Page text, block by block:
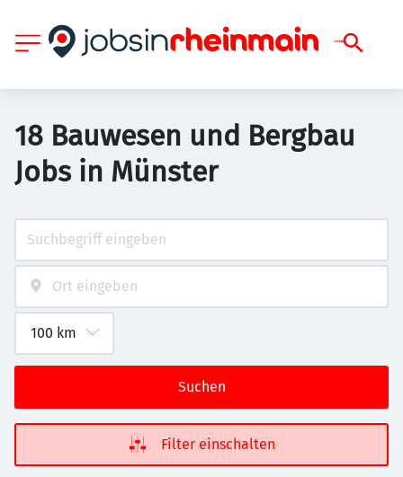
18 Bauwesen und Bergbau
Jobs in Münster
Suchen
Filter einschalten